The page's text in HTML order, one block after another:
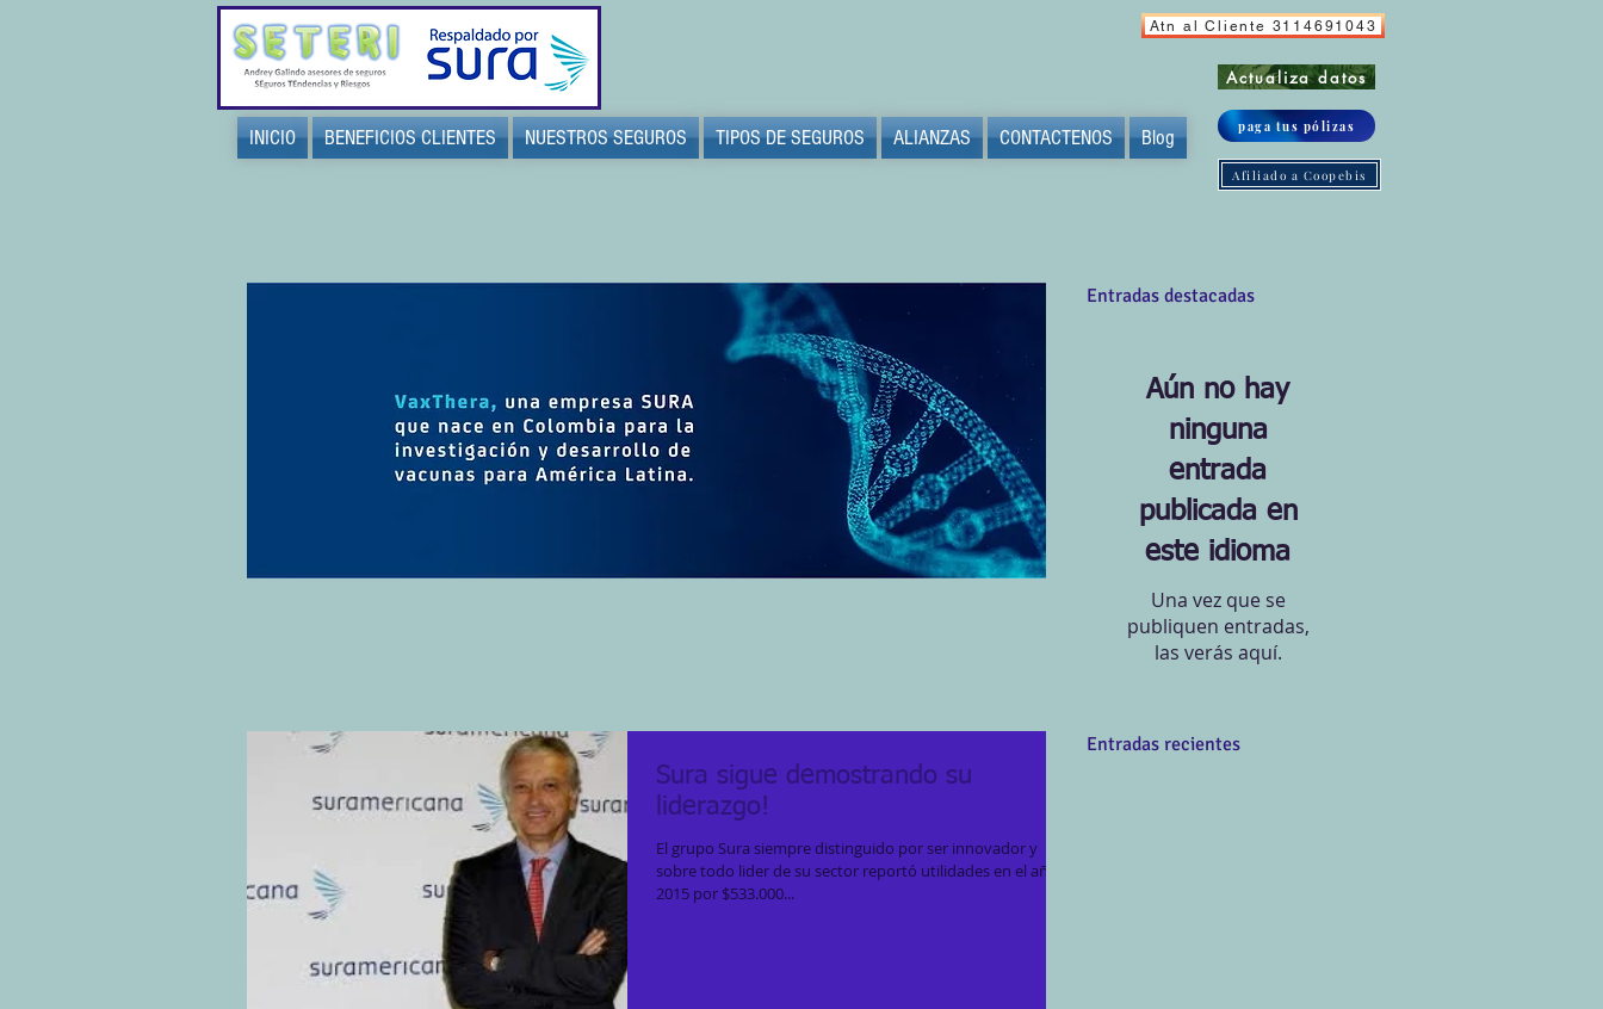
Atn al Cliente 3114691043
Actualiza datos
INICIO BENEFICIOS CLIENTES NUESTROS SEGUROS TIPOS DE SEGUROS ALIANZAS CONTACTENOS Blog paga tus pólizas
Afiliado a Coopebis
Entradas destacadas
Aún no hay
ninguna
entrada
publicada en
este idioma
Una vez que se
publiquen entradas,
las verás aquí.
Sura sigue demostrando su
liderazgo!
El grupo Sura siempre distinguido por ser innovador y
sobre todo lider de su sector reportó utilidades en el año
2015 por $533.000...
Entradas recientes